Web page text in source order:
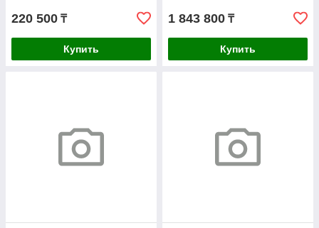
220 500 ₸
Купить
1 843 800 ₸
Купить